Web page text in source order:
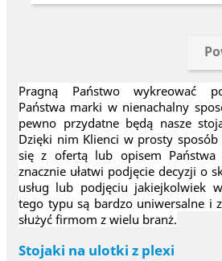
Pragną Państwo wykreować
Państwa marki w nienachalny
pewno przydatne będą nasze
Dzięki nim Klienci w prosty
się z ofertą lub opisem Państwa
znacznie ułatwi podjęcie decyzji o
usług lub podjęciu jakiejkolwiek
tego typu są bardzo uniwersalne i
służyć firmom z wielu branż.
Stojaki na ulotki z plexi